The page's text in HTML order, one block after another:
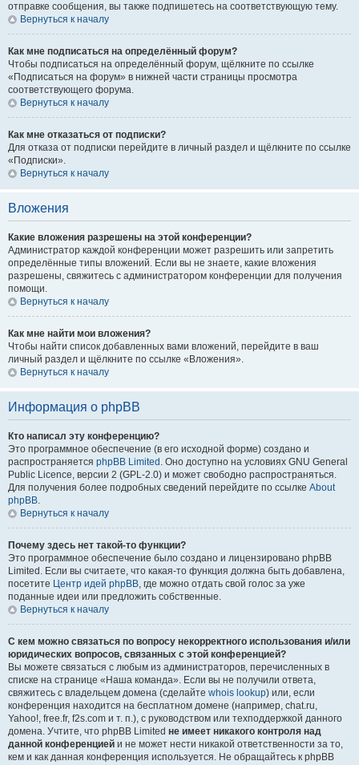
отправке сообщения, вы также подпишетесь на соответствующую тему.
Вернуться к началу
Как мне подписаться на определённый форум?
Чтобы подписаться на определённый форум, щёлкните по ссылке
«Подписаться на форум» в нижней части страницы просмотра
соответствующего форума.
Вернуться к началу
Как мне отказаться от подписки?
Для отказа от подписки перейдите в личный раздел и щёлкните по ссылке
«Подписки».
Вернуться к началу
Вложения
Какие вложения разрешены на этой конференции?
Администратор каждой конференции может разрешить или запретить
определённые типы вложений. Если вы не знаете, какие вложения
разрешены, свяжитесь с администратором конференции для получения
помощи.
Вернуться к началу
Как мне найти мои вложения?
Чтобы найти список добавленных вами вложений, перейдите в ваш
личный раздел и щёлкните по ссылке «Вложения».
Вернуться к началу
Информация о phpBB
Кто написал эту конференцию?
Это программное обеспечение (в его исходной форме) создано и
распространяется phpBB Limited . Оно доступно на условиях GNU General
Public Licence, версии 2 (GPL-2.0) и может свободно распространяться.
Для получения более подробных сведений перейдите по ссылке About
phpBB.
Вернуться к началу
Почему здесь нет такой-то функции?
Это программное обеспечение было создано и лицензировано phpBB
Limited. Если вы считаете, что какая-то функция должна быть добавлена,
посетите Центр идей phpBB, где можно отдать свой голос за уже
поданные идеи или предложить собственные.
Вернуться к началу
С кем можно связаться по вопросу некорректного использования и/или
юридических вопросов, связанных с этой конференцией?
Вы можете связаться с любым из администраторов, перечисленных в
списке на странице «Наша команда». Если вы не получили ответа,
свяжитесь с владельцем домена (сделайте whois lookup) или, если
конференция находится на бесплатном домене (например, chat.ru,
Yahoo!, free.fr, f2s.com и т. п.), с руководством или техподдержкой данного
домена. Учтите, что phpBB Limited не имеет никакого контроля над
данной конференцией и не может нести никакой ответственности за то,
кем и как данная конференция используется. Не обращайтесь к phpBB